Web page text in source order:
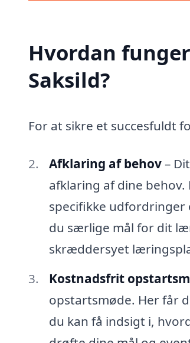
Hvordan
Saksild?
For at sikre et succesfuldt
Afklaring af behov–
afklaring af dine
specifikke udfordringer
du særlige mål for dit
skræddersyet
Kostnadsfrit
opstartsmøde. Her får
du kan få indsigt i,